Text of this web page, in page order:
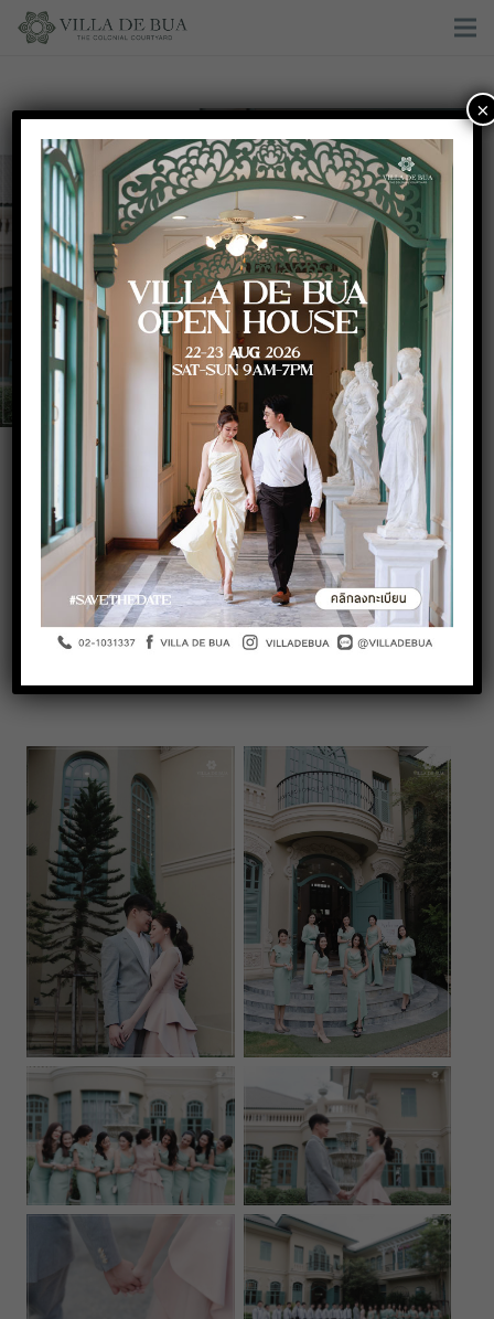
Romantic Wedding
Every love story is beautiful, but ours is my favourite.
Appreciate all the beautiful photos of the wedding vibes at
Villa De Bua.
It’s the wedding season of the year! Make the event a once-
in-a-lifetime experience for you! We would be happy to
assist you with one-stop service!
×